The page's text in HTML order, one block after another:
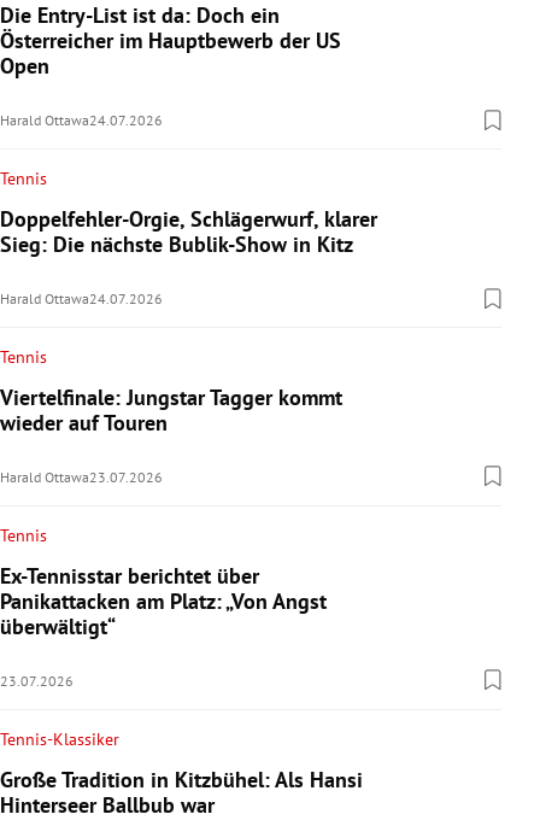
Die Entry-List ist da: Doch ein
Österreicher im Hauptbewerb der US
Open
Harald Ottawa24.07.2026
Tennis
Doppelfehler-Orgie, Schlägerwurf, klarer
Sieg: Die nächste Bublik-Show in Kitz
Harald Ottawa24.07.2026
Tennis
Viertelfinale: Jungstar Tagger kommt
wieder auf Touren
Harald Ottawa23.07.2026
Tennis
Ex-Tennisstar berichtet über
Panikattacken am Platz: „Von Angst
überwältigt“
23.07.2026
Tennis-Klassiker
Große Tradition in Kitzbühel: Als Hansi
Hinterseer Ballbub war